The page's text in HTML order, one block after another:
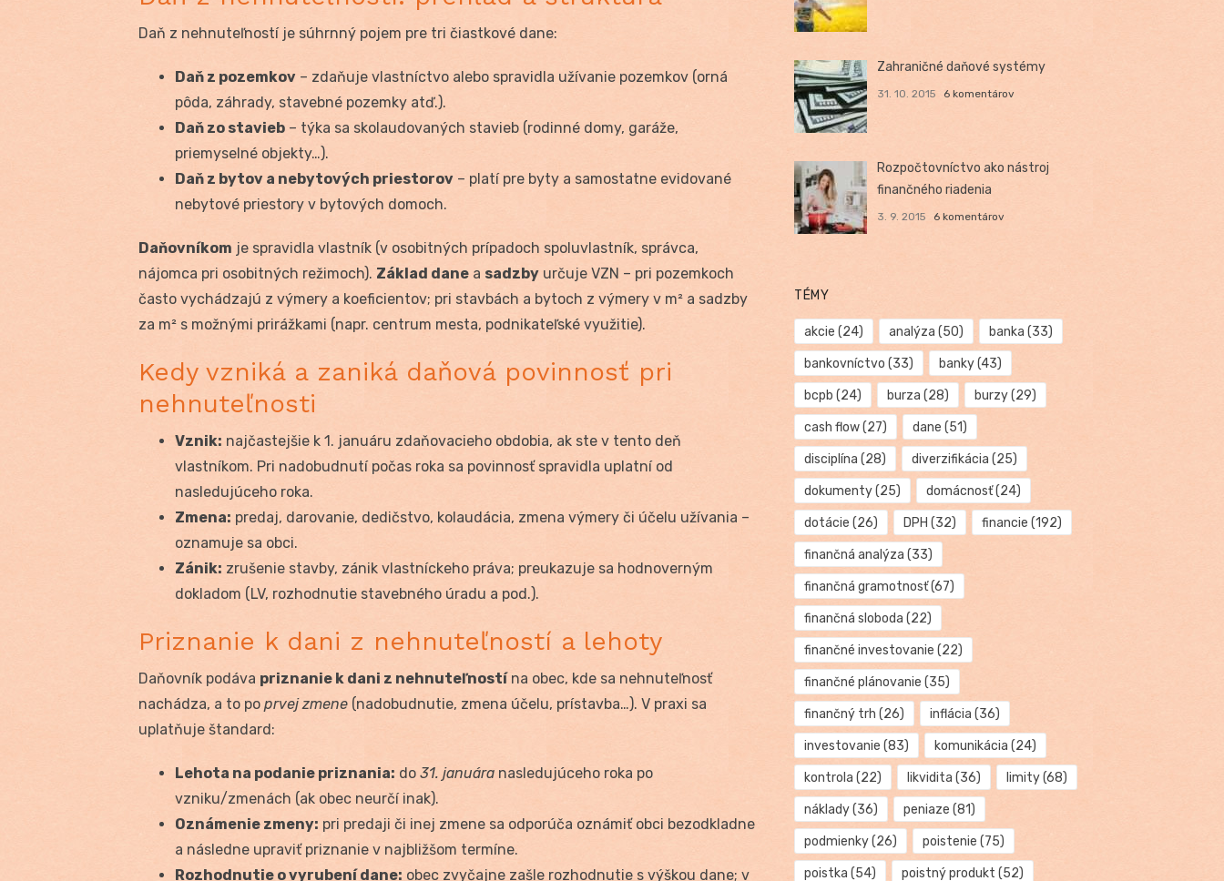
Daň z nehnuteľností je súhrnný pojem pre tri čiastkové dane:
Daň z pozemkov – zdaňuje vlastníctvo alebo spravidla užívanie pozemkov (orná
pôda, záhrady, stavebné pozemky atď.).
Daň zo stavieb – týka sa skolaudovaných stavieb (rodinné domy, garáže,
priemyselné objekty…).
Daň z bytov a nebytových priestorov – platí pre byty a samostatne evidované
nebytové priestory v bytových domoch.
Daňovníkom je spravidla vlastník (v osobitných prípadoch spoluvlastník, správca,
nájomca pri osobitných režimoch). Základ dane a sadzby určuje VZN – pri pozemkoch
často vychádzajú z výmery a koeficientov; pri stavbách a bytoch z výmery v m² a sadzby
za m² s možnými prirážkami (napr. centrum mesta, podnikateľské využitie).
Kedy vzniká a zaniká daňová povinnosť pri
nehnuteľnosti
Vznik: najčastejšie k 1. januáru zdaňovacieho obdobia, ak ste v tento deň
vlastníkom. Pri nadobudnutí počas roka sa povinnosť spravidla uplatní od
nasledujúceho roka.
Zmena: predaj, darovanie, dedičstvo, kolaudácia, zmena výmery či účelu užívania –
oznamuje sa obci.
Zánik: zrušenie stavby, zánik vlastníckeho práva; preukazuje sa hodnoverným
dokladom (LV, rozhodnutie stavebného úradu a pod.).
Priznanie k dani z nehnuteľností a lehoty
Daňovník podáva priznanie k dani z nehnuteľnostína obec, kde sa nehnuteľnosť
nachádza, a to po prvej zmene (nadobudnutie, zmena účelu, prístavba…). V praxi sa
uplatňuje štandard:
Lehota na podanie priznania: do 31. januára nasledujúceho roka po
vzniku/zmenách (ak obec neurčí inak).
Oznámenie zmeny: pri predaji či inej zmene sa odporúča oznámiť obci bezodkladne
a následne upraviť priznanie v najbližšom termíne.
Rozhodnutie o vyrubení dane: obec zvyčajne zašle rozhodnutie s výškou dane; v
Zahraničné daňové systémy
31. 10. 2015 6 komentárov
Rozpočtovníctvo ako nástroj
finančného riadenia
3. 9. 2015 6 komentárov
TÉMY
akcie (24) analýza (50) banka (33)
bankovníctvo (33) banky(43)
bcpb (24) burza (28) burzy(29)
cash flow(27) dane (51)
disciplína (28) diverzifikácia (25)
dokumenty(25) domácnosť(24)
dotácie (26) DPH (32) financie (192)
finančná analýza (33)
finančná gramotnosť(67)
finančná sloboda (22)
finančné investovanie (22)
finančné plánovanie (35)
finančný trh (26) inflácia (36)
investovanie (83) komunikácia (24)
kontrola (22) likvidita (36) limity(68)
náklady(36) peniaze (81)
podmienky(26) poistenie (75)
poistka (54) poistný produkt (52)